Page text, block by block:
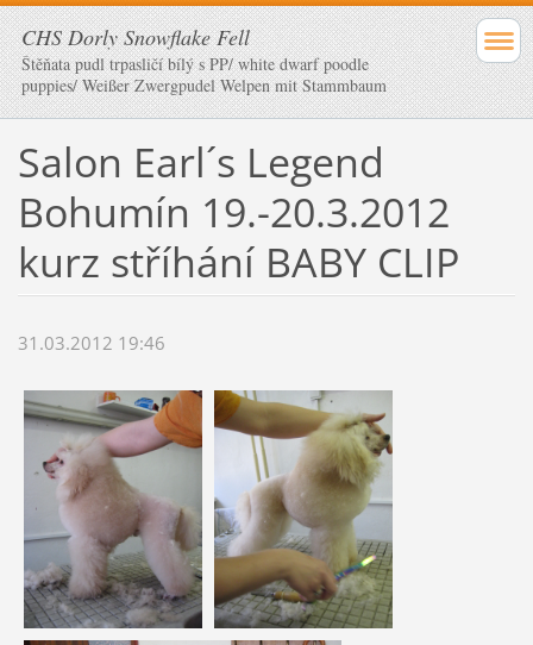
CHS Dorly Snowflake Fell
Štěňata pudl trpasličí bílý s PP/ white dwarf poodle
puppies/ Weißer Zwergpudel Welpen mit Stammbaum
Salon Earl´s Legend
Bohumín 19.-20.3.2012
kurz stříhání BABY CLIP
31.03.2012 19:46